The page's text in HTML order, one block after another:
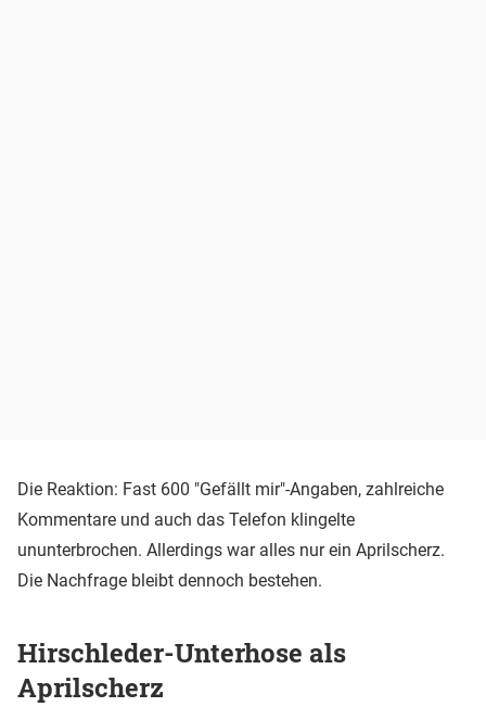
Die Reaktion: Fast 600 "Gefällt mir"-Angaben, zahlreiche
Kommentare und auch das Telefon klingelte
ununterbrochen. Allerdings war alles nur ein Aprilscherz.
Die Nachfrage bleibt dennoch bestehen.
Hirschleder-Unterhose als
Aprilscherz